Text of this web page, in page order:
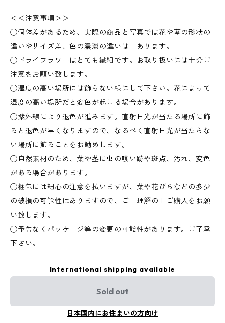
＜＜注意事項＞＞
◯個体差があるため、実際の商品と写真では花や茎の形状の
違いやサイズ差、色の濃淡の違いは あります。
◯ドライフラワーはとても繊細です。お取り扱いには十分ご
注意をお願い致します。
◯湿度の高い場所には飾らない様にして下さい。花によって
湿度の高い場所だと変色が起こる場合があります。
◯紫外線により退色が進みます。直射日光が当たる場所に飾
ると退色が早くなりますので、なるべく直射日光が当たらな
い場所に飾ることをお勧めします。
◯自然素材のため、葉や茎に虫の喰い跡や斑点、汚れ、変色
がある場合があります。
◯梱包には細心の注意を払いますが、葉や花びらなどの多少
の破損の可能性はありますので、ご 理解の上ご購入をお願
い致します。
◯予告なくパッケージ等の変更の可能性があります。ご了承
下さい。
International shipping available
Sold out
日本国内にお住まいの方向け